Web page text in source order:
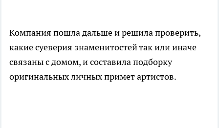
Компания пошла дальше и решила проверить,
какие суеверия знаменитостей так или иначе
связаны с домом, и составила подборку
оригинальных личных примет артистов.